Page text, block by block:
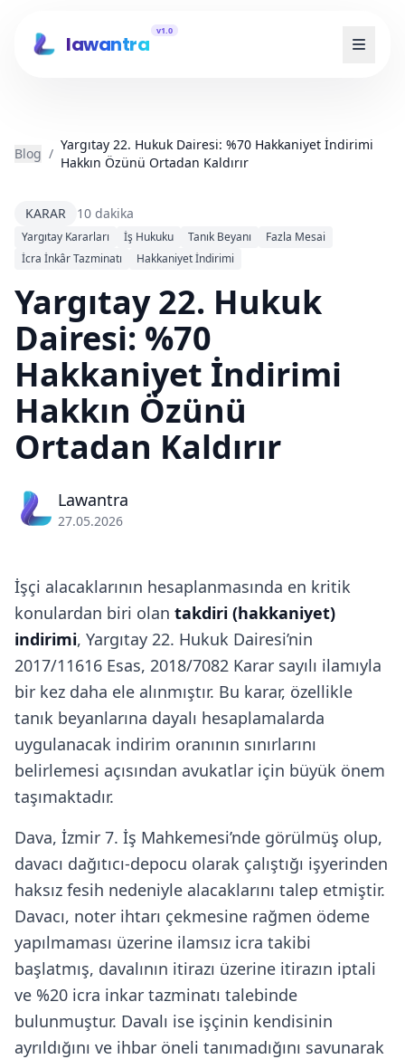
lawantra
v1.0
Blog /
Yargıtay 22. Hukuk Dairesi: %70 Hakkaniyet İndirimi
Hakkın Özünü Ortadan Kaldırır
KARAR 10 dakika
Yargıtay Kararları İş Hukuku Tanık Beyanı
Fazla Mesai
İcra İnkâr Tazminatı
Hakkaniyet İndirimi
Yargıtay 22. Hukuk
Dairesi: %70
Hakkaniyet İndirimi
Hakkın Özünü
Ortadan Kaldırır
Lawantra
27.05.2026
İşçi alacaklarının hesaplanmasında en kritik
konulardan biri olan takdiri (hakkaniyet)
indirimi, Yargıtay 22. Hukuk Dairesi’nin
2017/11616 Esas, 2018/7082 Karar sayılı ilamıyla
bir kez daha ele alınmıştır. Bu karar, özellikle
tanık beyanlarına dayalı hesaplamalarda
uygulanacak indirim oranının sınırlarını
belirlemesi açısından avukatlar için büyük önem
taşımaktadır.
Dava, İzmir 7. İş Mahkemesi’nde görülmüş olup,
davacı dağıtıcı-depocu olarak çalıştığı işyerinden
haksız fesih nedeniyle alacaklarını talep etmiştir.
Davacı, noter ihtarı çekmesine rağmen ödeme
yapılmaması üzerine ilamsız icra takibi
başlatmış, davalının itirazı üzerine itirazın iptali
ve %20 icra inkar tazminatı talebinde
bulunmuştur. Davalı ise işçinin kendisinin
ayrıldığını ve ihbar öneli tanımadığını savunarak